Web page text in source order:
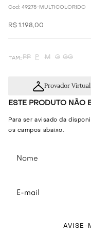
Cod: 49275-MULTICOLORIDO
R$ 1 .198,00
PP P M G GG
Provador Virtual
ESTE PRODUTO NÃO
Para ser avisado da
os campos abaixo.
AVISE-